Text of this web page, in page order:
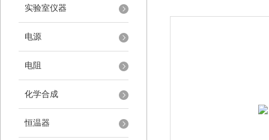
实验室仪器
电源
电阻
化学合成
恒温器